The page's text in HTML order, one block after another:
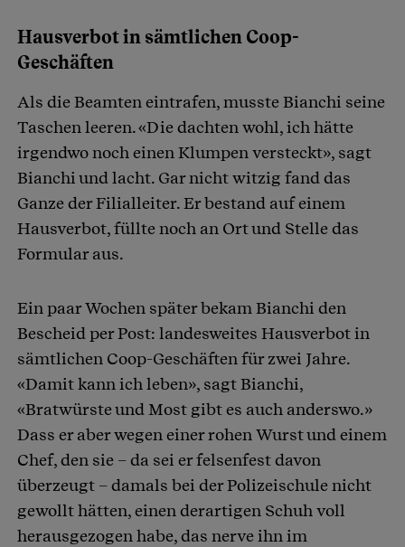
Hausverbot in sämtlichen Coop-
Geschäften
Als die Beamten eintrafen, musste Bianchi seine
Taschen leeren. «Die dachten wohl, ich hätte
irgendwo noch einen Klumpen versteckt», sagt
Bianchi und lacht. Gar nicht witzig fand das
Ganze der Filialleiter. Er bestand auf einem
Hausverbot, füllte noch an Ort und Stelle das
Formular aus.
Ein paar Wochen später bekam Bianchi den
Bescheid per Post: landesweites Hausverbot in
sämtlichen Coop-Geschäften für zwei Jahre.
«Damit kann ich leben», sagt Bianchi,
«Bratwürste und Most gibt es auch anderswo.»
Dass er aber wegen einer rohen Wurst und einem
Chef, den sie – da sei er felsenfest davon
überzeugt – damals bei der Polizeischule nicht
gewollt hätten, einen derartigen Schuh voll
herausgezogen habe, das nerve ihn im